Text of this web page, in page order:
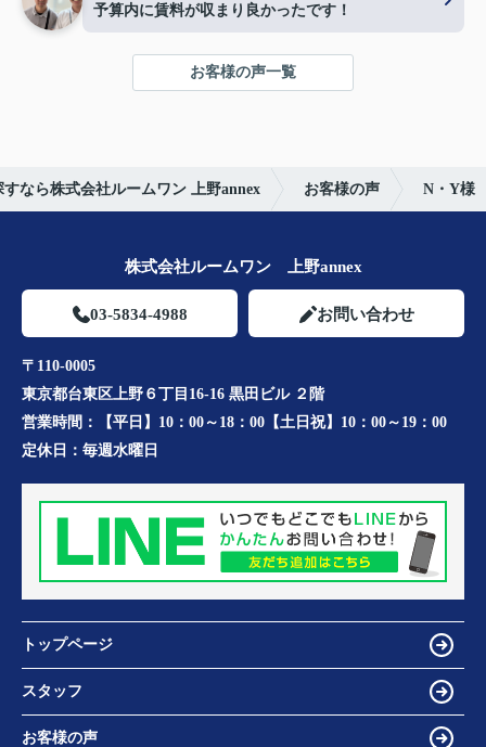
予算内に賃料が収まり良かったです！
お客様の声一覧
なら株式会社ルームワン 上野annex お客様の声 N・Y様
株式会社ルームワン 上野annex
03-5834-4988 お問い合わせ
〒110-0005
東京都台東区上野６丁目16-16 黒田ビル ２階
営業時間：
【平日】10：00～18：00【土日祝】10：00～19：00
定休日： 毎週水曜日
トップページ
スタッフ
お客様の声